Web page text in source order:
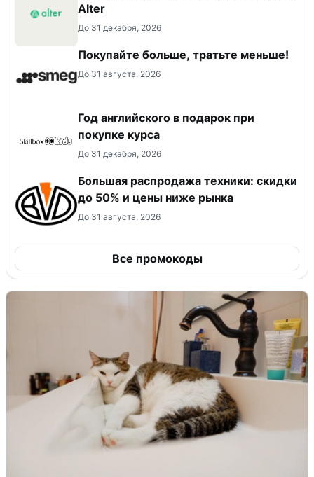
Alter
До 31 декабря, 2026
Покупайте больше, тратьте меньше!
До 31 августа, 2026
Год английского в подарок при
покупке курса
До 31 декабря, 2026
Большая распродажа техники: скидки
до 50% и цены ниже рынка
До 31 августа, 2026
Все промокоды